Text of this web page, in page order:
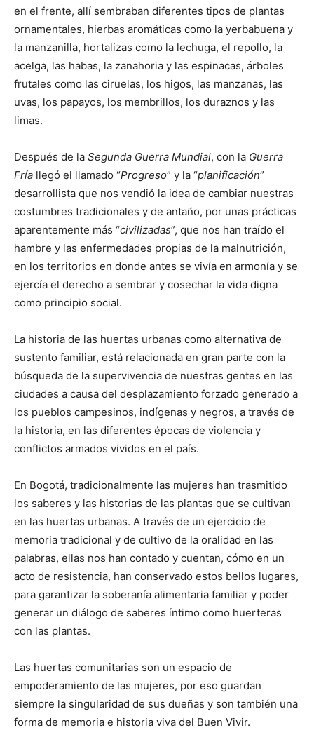
en el frente, allí sembraban diferentes tipos de plantas
ornamentales, hierbas aromáticas como la yerbabuena y
la manzanilla, hortalizas como la lechuga, el repollo, la
acelga, las habas, la zanahoria y las espinacas, árboles
frutales como las ciruelas, los higos, las manzanas, las
uvas, los papayos, los membrillos, los duraznos y las
limas.
Después de la Segunda Guerra Mundial, con la Guerra
Fría llegó el llamado “Progreso” y la “planificación”
desarrollista que nos vendió la idea de cambiar nuestras
costumbres tradicionales y de antaño, por unas prácticas
aparentemente más “civilizadas”, que nos han traído el
hambre y las enfermedades propias de la malnutrición,
en los territorios en donde antes se vivía en armonía y se
ejercía el derecho a sembrar y cosechar la vida digna
como principio social.
La historia de las huertas urbanas como alternativa de
sustento familiar, está relacionada en gran parte con la
búsqueda de la supervivencia de nuestras gentes en las
ciudades a causa del desplazamiento forzado generado a
los pueblos campesinos, indígenas y negros, a través de
la historia, en las diferentes épocas de violencia y
conflictos armados vividos en el país.
En Bogotá, tradicionalmente las mujeres han trasmitido
los saberes y las historias de las plantas que se cultivan
en las huertas urbanas. A través de un ejercicio de
memoria tradicional y de cultivo de la oralidad en las
palabras, ellas nos han contado y cuentan, cómo en un
acto de resistencia, han conservado estos bellos lugares,
para garantizar la soberanía alimentaria familiar y poder
generar un diálogo de saberes íntimo como huerteras
con las plantas.
Las huertas comunitarias son un espacio de
empoderamiento de las mujeres, por eso guardan
siempre la singularidad de sus dueñas y son también una
forma de memoria e historia viva del Buen Vivir.